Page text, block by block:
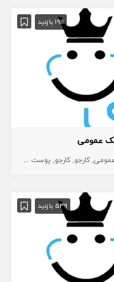
1911 بازدید
عمومی
کارجو کارجو پوست و زیبایی
539 بازدید